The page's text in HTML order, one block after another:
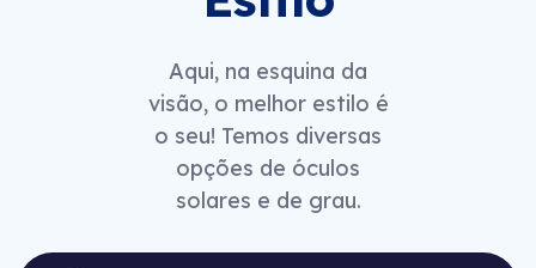
Aqui, na esquina da
visão, o melhor estilo é
o seu! Temos diversas
opções de óculos
solares e de grau.